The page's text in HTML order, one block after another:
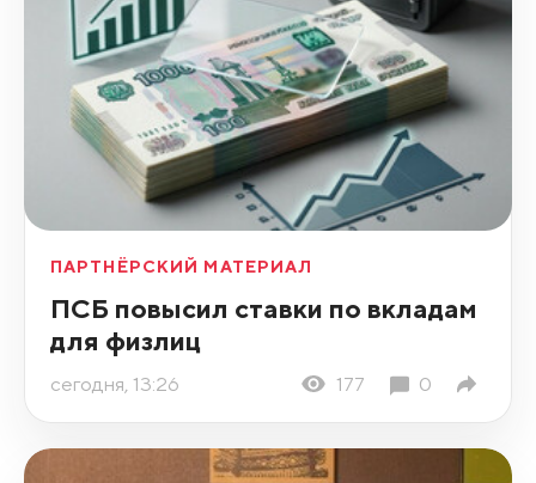
ПАРТНЁРСКИЙ МАТЕРИАЛ
ПСБ повысил ставки по вкладам
для физлиц
сегодня, 13:26 177 0